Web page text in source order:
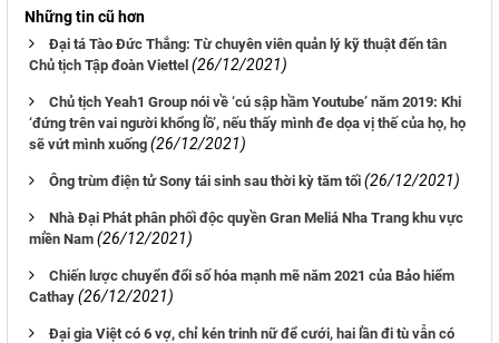
Những tin cũ hơn
Đại tá Tào Đức Thắng: Từ chuyên viên quản lý kỹ thuật đến tân
Chủ tịch Tập đoàn Viettel (26/12/2021)
Chủ tịch Yeah1 Group nói về ‘cú sập hầm Youtube’ năm 2019: Khi
‘đứng trên vai người khổng lồ’, nếu thấy mình đe dọa vị thế của họ, họ
sẽ vứt mình xuống (26/12/2021)
Ông trùm điện tử Sony tái sinh sau thời kỳ tăm tối (26/12/2021)
Nhà Đại Phát phân phối độc quyền Gran Meliá Nha Trang khu vực
miền Nam (26/12/2021)
Chiến lược chuyển đổi số hóa mạnh mẽ năm 2021 của Bảo hiểm
Cathay (26/12/2021)
Đại gia Việt có 6 vợ, chỉ kén trinh nữ để cưới, hai lần đi tù vẫn có